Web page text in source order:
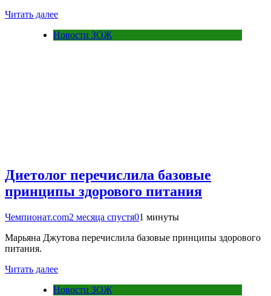
Читать далее
Новости ЗОЖ
Диетолог перечислила базовые
принципы здорового питания
Чемпионат.com2 месяца спустя01 минуты
Марьяна Джутова перечислила базовые принципы здорового
питания.
Читать далее
Новости ЗОЖ